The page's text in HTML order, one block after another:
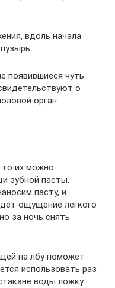
вдоль начала
появившиеся чуть
о
орган
то их можно
зубной пасты.
пасту, и
ощущение легкого
за ночь снять
на лбу поможет
использовать раз
воды ложку